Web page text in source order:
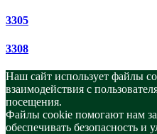
3305
3308
Наш сайт использует файлы
взаимодействия с
посещения.
Файлы cookie помогают нам
обеспечивать безопасность и